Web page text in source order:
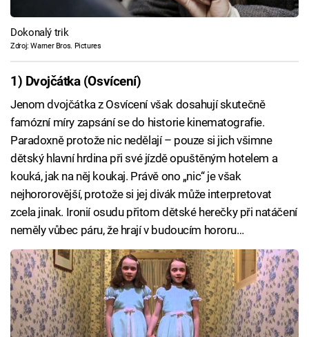
Dokonalý trik
Zdroj: Warner Bros. Pictures
1) Dvojčátka (Osvícení)
Jenom dvojčátka z Osvícení však dosahují skutečně
famózní míry zapsání se do historie kinematografie.
Paradoxně protože nic nedělají – pouze si jich všimne
dětský hlavní hrdina při své jízdě opuštěným hotelem a
kouká, jak na něj koukaj. Právě ono „nic“ je však
nejhororovější, protože si jej divák může interpretovat
zcela jinak. Ironií osudu přitom dětské herečky při natáčení
neměly vůbec páru, že hrají v budoucím hororu…